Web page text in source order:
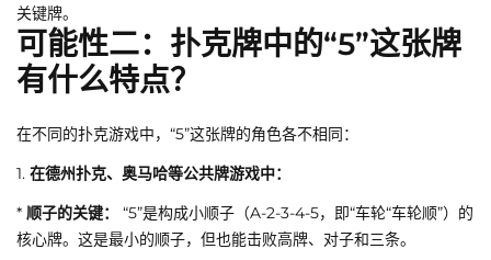
关键牌。
可能性二：扑克牌中的“5”这张牌
有什么特点？
在不同的扑克游戏中，“5”这张牌的角色各不相同：
1. 在德州扑克、奥马哈等公共牌游戏中：
* 顺子的关键：
“5”是构成小顺子（A-2-3-4-5，即“车轮“车轮顺”）的
核心牌。这是最小的顺子，但也能击败高牌、对子和三条。